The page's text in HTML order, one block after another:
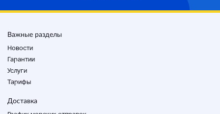
・ Имеется разбитое сетевое покрытие
Аксессуары
Чистое покрытие (2)
изображениями. Нет никаких аксессуаров,
переменного тока, пульты дистанционного
Важные разделы
Новости
Гарантии
Услуги
Тарифы
Доставка